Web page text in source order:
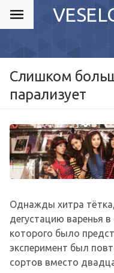
Слишком
парализует
Однажды хитра
дегустацию варенья
которого было
эксперимент был
сортов вместо